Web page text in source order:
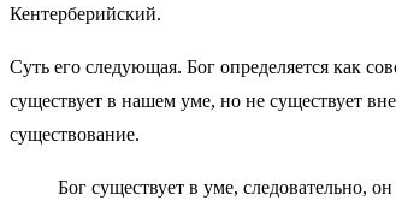
Кентерберийский.
Суть его следующая. Бог определяется как
существует в нашем уме, но не существует
существование.
Бог существует в уме, следовательно,